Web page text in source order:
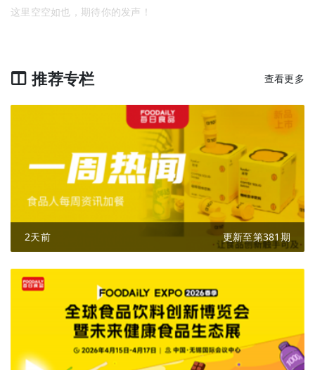
这里空空如也，期待你的发声！
推荐专栏 查看更多
2天前 更新至第381期